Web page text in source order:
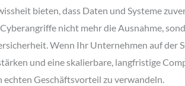
bieten, dass Daten und Systeme
nicht mehr die Ausnahme,
Wenn Ihr Unternehmen auf der
und eine skalierbare, langfristige
Geschäftsvorteil zu verwandeln.